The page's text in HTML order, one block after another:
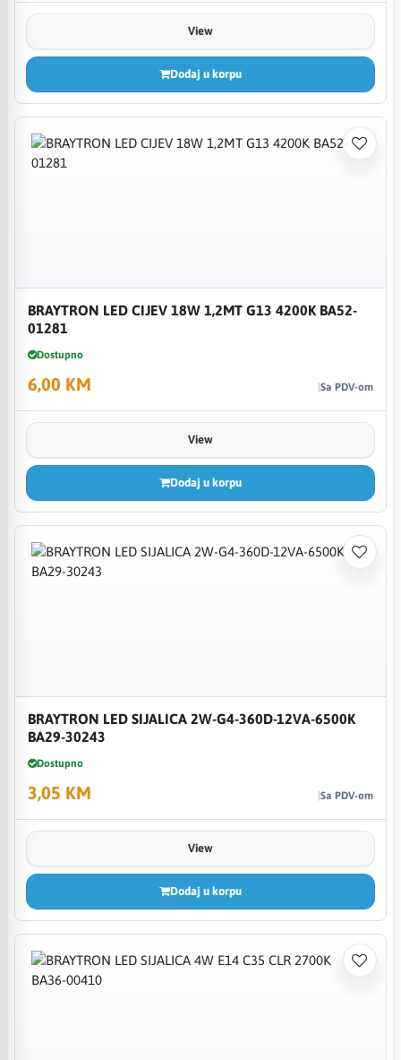
View
Dodaj u korpu
BRAYTRON LED CIJEV 18W 1,2MT G13 4200K BA52-
01281
Dostupno
6,00 KM Sa PDV-om
View
Dodaj u korpu
BRAYTRON LED SIJALICA 2W-G4-360D-12VA-6500K
BA29-30243
Dostupno
3,05 KM Sa PDV-om
View
Dodaj u korpu